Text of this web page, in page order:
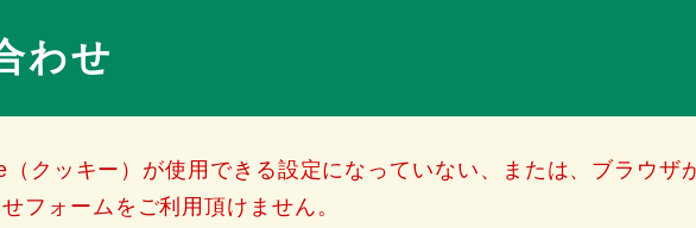
わせ
クッキー）が使用できる設定になっていない、または、ブラウザ
フォームをご利用頂けません。